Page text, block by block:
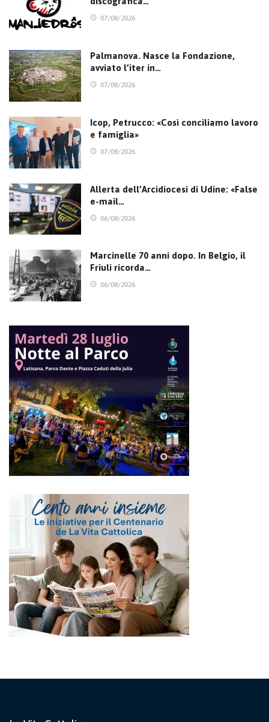
07/08/2026
Palmanova. Nasce la Fondazione,
avviato l’iter in…
07/08/2026
Icop, Petrucco: «Così conciliamo lavoro
e famiglia»
07/08/2026
Allerta dell’Arcidiocesi di Udine: «False
e-mail…
06/08/2026
Marcinelle 70 anni dopo. In Belgio, il
Friuli ricorda…
06/08/2026